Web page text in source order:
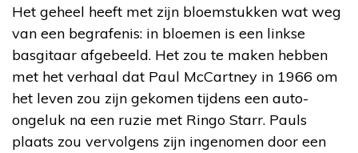
Het geheel heeft met zijn bloemstukken wat weg
van een begrafenis: in bloemen is een linkse
basgitaar afgebeeld. Het zou te maken hebben
met het verhaal dat Paul McCartney in 1966 om
het leven zou zijn gekomen tijdens een auto-
ongeluk na een ruzie met Ringo Starr. Pauls
plaats zou vervolgens zijn ingenomen door een